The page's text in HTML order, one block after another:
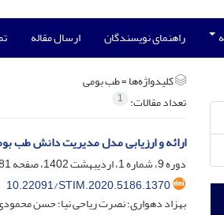
راهنمای نویسندگان ارسال مقاله
کلیدواژه‌ها =طب بومی
تعداد مقالات: 1
ارائه و ارزیابی مدل مدیریت دانش طب
دوره 9، شماره 1، اردیبهشت 1402، صفحه
10.22091/STIM.2020.5186.1370
بهزاد دهواری؛ نصرت ریاحی نیا؛ حسن